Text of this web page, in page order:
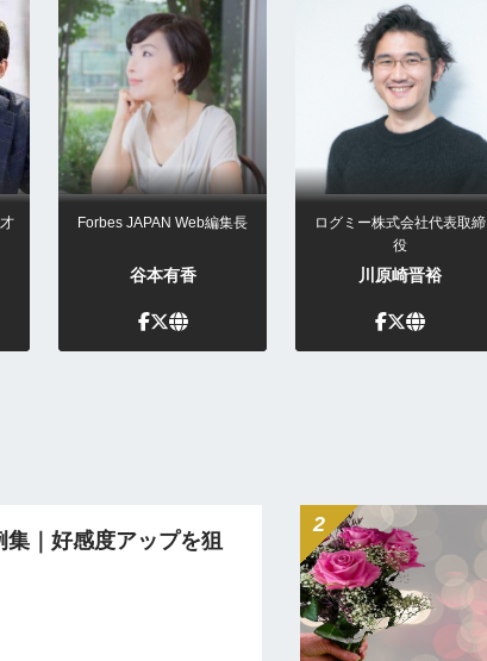
Forbes JAPAN Web編集長
谷本有香
ログミー株式会社代表取締
役
川原崎晋裕
｜好感度アップを狙